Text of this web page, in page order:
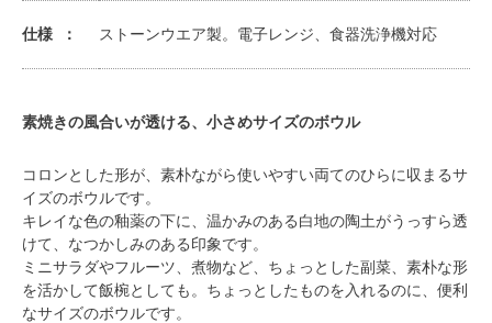
仕様 ストーンウエア製。電子レンジ、食器洗浄機対応
素焼きの風合いが透ける、小さめサイズのボウル
コロンとした形が、素朴ながら使いやすい両てのひらに収まるサ
イズのボウルです。
キレイな色の釉薬の下に、温かみのある白地の陶土がうっすら透
けて、なつかしみのある印象です。
ミニサラダやフルーツ、煮物など、ちょっとした副菜、素朴な形
を活かして飯椀としても。ちょっとしたものを入れるのに、便利
なサイズのボウルです。